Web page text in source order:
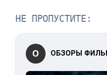
НЕ ПРОПУСТИТЕ:
О ОБЗОРЫ